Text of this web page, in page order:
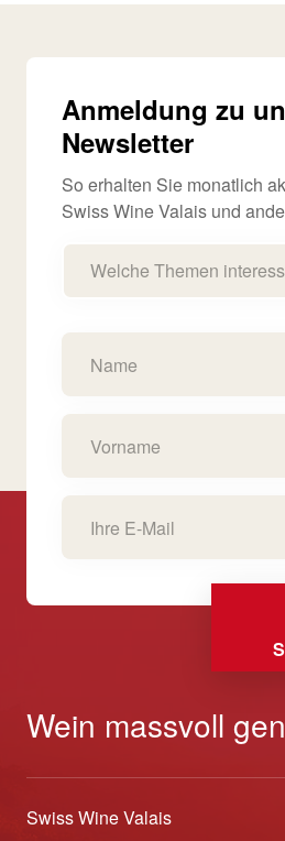
Anmeldung zu
Newsletter
So erhalten Sie monatlich
Swiss Wine Valais und
Welche Themen
Wein massvoll
Swiss Wine Valais